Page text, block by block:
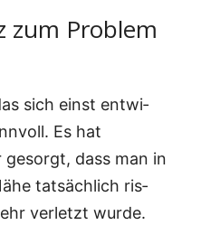
zum Problem
sich einst ent­wi­
Es hat
dass man in
tat­säch­lich ris­
ver­letzt wurde.